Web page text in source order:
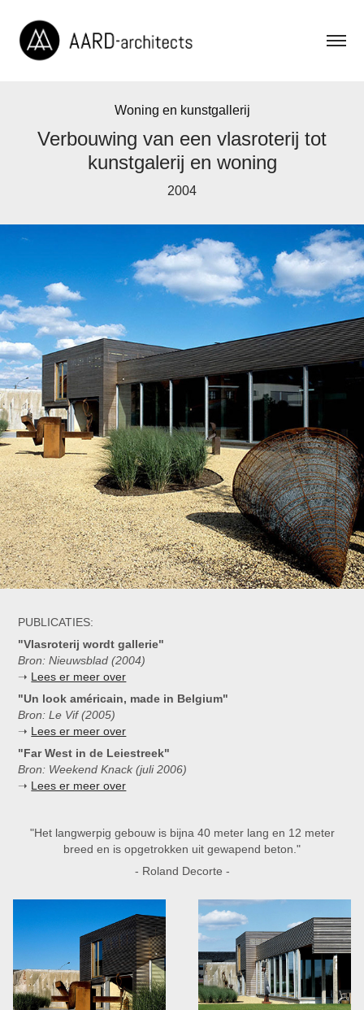
Woning en kunstgallerij
Verbouwing van een vlasroterij tot
kunstgalerij en woning
2004
PUBLICATIES:
"Vlasroterij wordt gallerie"
Bron: Nieuwsblad (2004)
➝ Lees er meer over
"Un look américain, made in Belgium"
Bron: Le Vif (2005)
➝ Lees er meer over
"Far West in de Leiestreek"
Bron: Weekend Knack (juli 2006)
➝ Lees er meer over
"Het langwerpig gebouw is bijna 40 meter lang en 12 meter
breed en is opgetrokken uit gewapend beton."
- Roland Decorte -​​​​​​​